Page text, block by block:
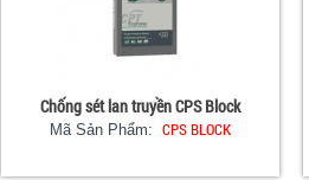
Chống sét lan truyền CPS Block
Mã Sản Phẩm: CPS BLOCK